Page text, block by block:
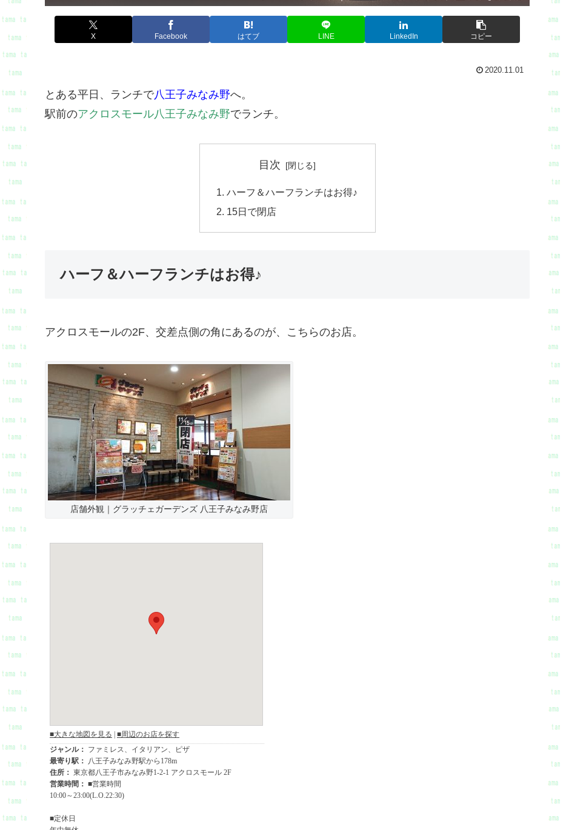
X Facebook はてブ LINE LinkedIn コピー
2020.11.01
とある平日、ランチで八王子みなみ野へ。
駅前のアクロスモール八王子みなみ野でランチ。
目次
ハーフ＆ハーフランチはお得♪
15日で閉店
ハーフ＆ハーフランチはお得♪
アクロスモールの2F、交差点側の角にあるのが、こちらのお店。
店舗外観｜グラッチェガーデンズ 八王子みなみ野店